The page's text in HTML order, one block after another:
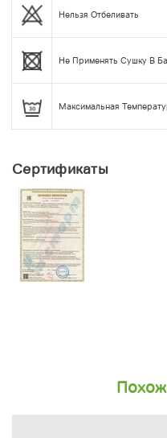
Нельзя Отбеливать
Не Применять Сушку В
Максимальная
Сертификаты